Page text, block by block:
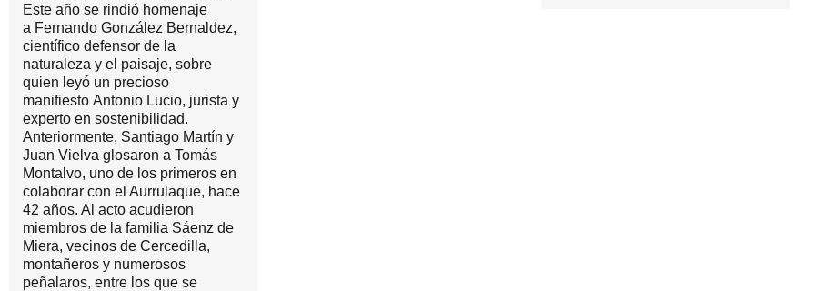
Este año se rindió homenaje
a Fernando González Bernaldez,
científico defensor de la
naturaleza y el paisaje, sobre
quien leyó un precioso
manifiesto Antonio Lucio, jurista y
experto en sostenibilidad.
Anteriormente, Santiago Martín y
Juan Vielva glosaron a Tomás
Montalvo, uno de los primeros en
colaborar con el Aurrulaque, hace
42 años. Al acto acudieron
miembros de la familia Sáenz de
Miera, vecinos de Cercedilla,
montañeros y numerosos
peñalaros, entre los que se